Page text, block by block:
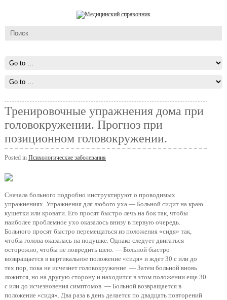
Тренировочные упражнения дома при
головокружении. Прогноз при
позиционном головокружении.
Posted in Психологические заболевания
Сначала больного подробно инструктируют о проводимых
упражнениях. Упражнения для любого уха — Больной сидит на краю
кушетки или кровати. Его просят быстро лечь на бок так, чтобы
наиболее проблемное ухо оказалось внизу в первую очередь.
Больного просят быстро перемещаться из положения «сидя» так,
чтобы голова оказалась на подушке. Однако следует двигаться
осторожно, чтобы не повредить шею. — Больной быстро
возвращается в вертикальное положение «сидя» и ждет 30 с или до
тех пор, пока не исчезнет головокружение. — Затем больной вновь
ложится, но на другую сторону и находится в этом положении еще 30
с или до исчезновения симптомов. — Больной возвращается в
положение «сидя». Два раза в день делается по двадцать повторений